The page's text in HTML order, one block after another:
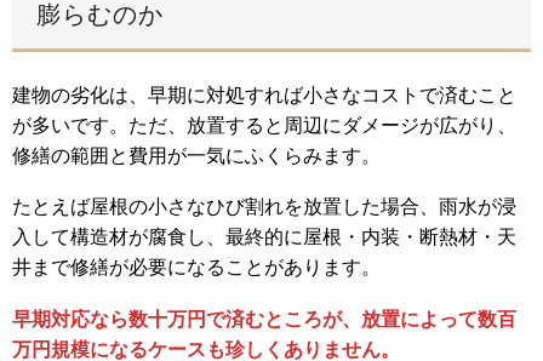
膨らむのか
建物の劣化は、早期に対処すれば小さなコストで済むこと
が多いです。ただ、放置すると周辺にダメージが広がり、
修繕の範囲と費用が一気にふくらみます。
たとえば屋根の小さなひび割れを放置した場合、雨水が浸
入して構造材が腐食し、最終的に屋根・内装・断熱材・天
井まで修繕が必要になることがあります。
早期対応なら数十万円で済むところが、放置によって数百
万円規模になるケースも珍しくありません。